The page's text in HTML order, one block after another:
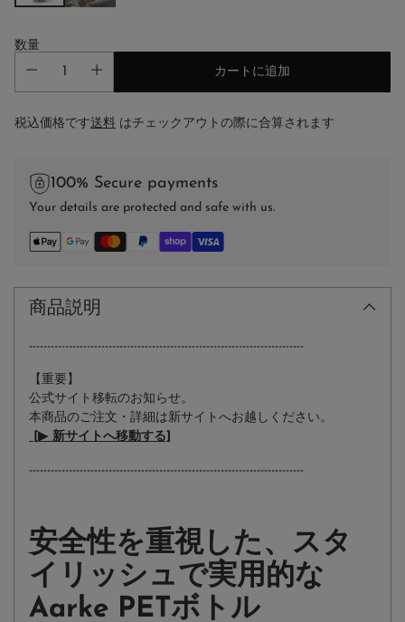
数量
カートに追加
税込価格です送料 はチェックアウトの際に合算されます
100% Secure payments
Your details are protected and safe with us.
商品説明
----------------------------------------------------------------------------
【重要】
公式サイト移転のお知らせ。
本商品のご注文・詳細は新サイトへお越しください。
[▶︎ 新サイトへ移動する]
----------------------------------------------------------------------------
安全性を重視した、スタ
イリッシュで実用的な
Aarke PETボトル